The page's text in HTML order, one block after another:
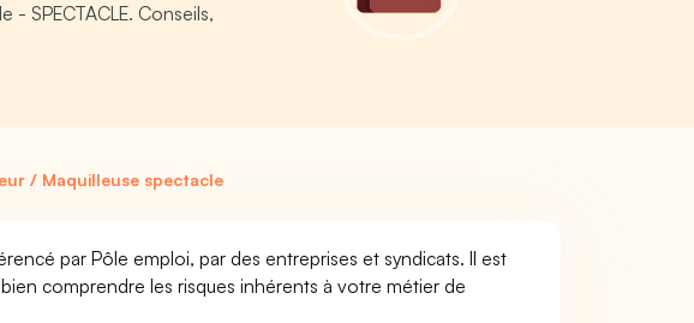
- SPECTACLE. Conseils,
/ Maquilleuse spectacle
par Pôle emploi, par des entreprises et syndicats. Il est
comprendre les risques inhérents à votre métier de